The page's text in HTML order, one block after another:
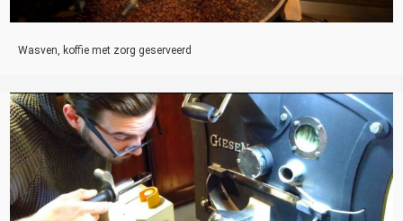
Wasven, koffie met zorg geserveerd